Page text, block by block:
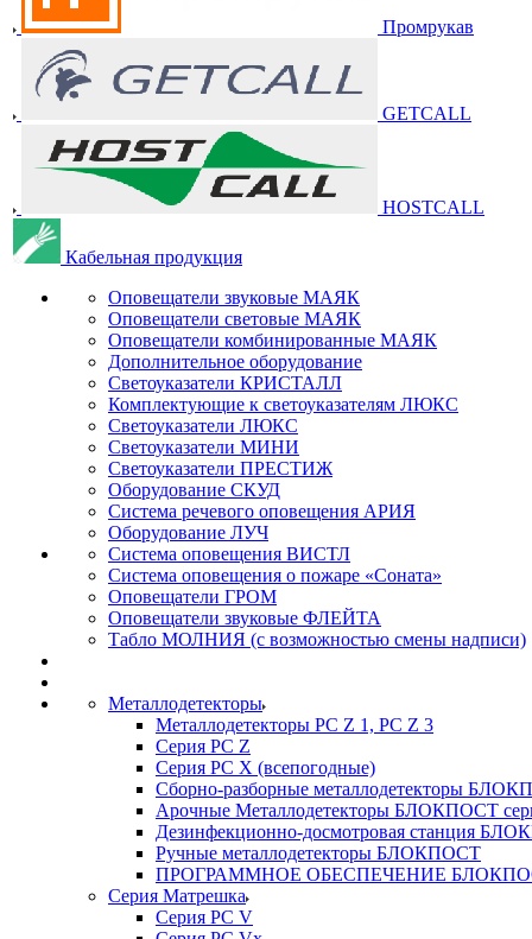
Промрукав
GETCALL
HOSTCALL
Кабельная продукция
Оповещатели звуковые МАЯК
Оповещатели световые МАЯК
Оповещатели комбинированные МАЯК
Дополнительное оборудование
Светоуказатели КРИСТАЛЛ
Комплектующие к светоуказателям ЛЮКС
Светоуказатели ЛЮКС
Светоуказатели МИНИ
Светоуказатели ПРЕСТИЖ
Оборудование СКУД
Система речевого оповещения АРИЯ
Оборудование ЛУЧ
Система оповещения ВИСТЛ
Система оповещения о пожаре «Соната»
Оповещатели ГРОМ
Оповещатели звуковые ФЛЕЙТА
Табло МОЛНИЯ (с возможностью смены надписи)
Металлодетекторы
Металлодетекторы РС Z 1, PC Z 3
Серия РС Z
Серия РС X (всепогодные)
Сборно-разборные металлодетекторы
Арочные Металлодетекторы БЛОКПОСТ
Дезинфекционно-досмотровая станция
Ручные металлодетекторы БЛОКПОСТ
ПРОГРАММНОЕ ОБЕСПЕЧЕНИЕ
Серия Матрешка
Серия PC V